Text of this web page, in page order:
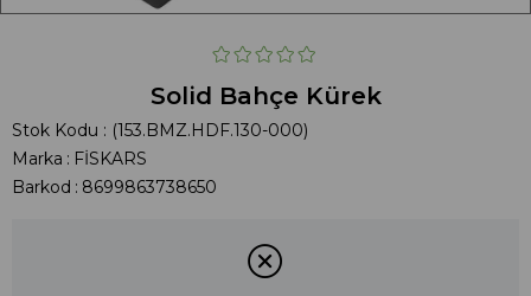
Solid Bahçe Kürek
Stok Kodu
(153.BMZ.HDF.130-000)
Marka : FİSKARS
Barkod : 8699863738650